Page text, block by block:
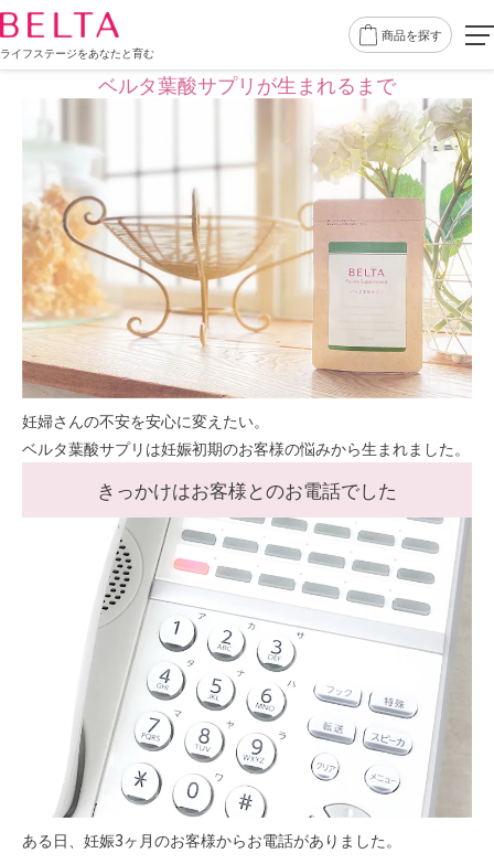
ライフステージをあなたと育む
商品を探す
ベルタ葉酸サプリが生まれるまで
妊婦さんの不安を安心に変えたい。
ベルタ葉酸サプリは妊娠初期のお客様の悩みから生まれました。
きっかけはお客様とのお電話でした
ある日、妊娠3ヶ月のお客様からお電話がありました。